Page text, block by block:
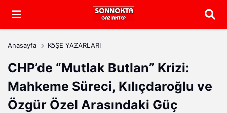
Arama
Anasayfa KöŞE YAZARLARI
CHP’de “Mutlak Butlan” Krizi:
Mahkeme Süreci, Kılıçdaroğlu ve
Özgür Özel Arasındaki Güç